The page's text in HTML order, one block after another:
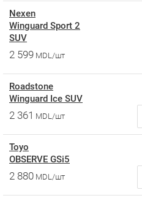
Nexen
Winguard Sport 2
SUV
2 599 MDL/шт
Roadstone
Winguard Ice SUV
2 361 MDL/шт
Toyo
OBSERVE GSi5
2 880 MDL/шт